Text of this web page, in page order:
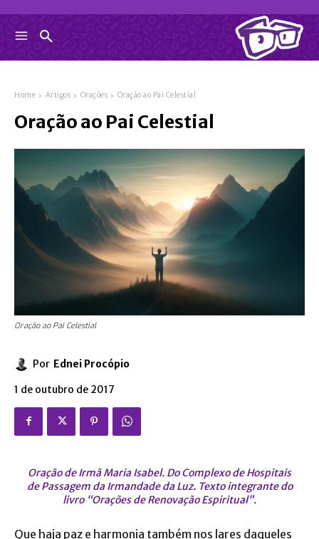
Home Artigos Orações Oração ao Pai Celestial
Oração ao Pai Celestial
Oração ao Pai Celestial
Por Ednei Procópio
1 de outubro de 2017
Oração de Irmã Maria Isabel. Do Complexo de Hospitais
de Passagem da Irmandade da Luz. Texto integrante do
livro “Orações de Renovação Espiritual”.
Que haja paz e harmonia também nos lares daqueles